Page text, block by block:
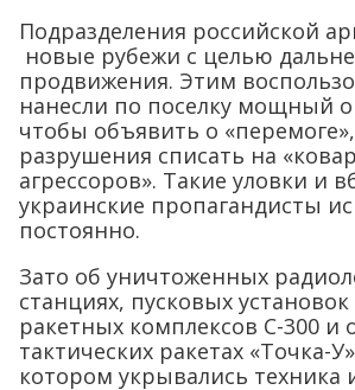
Подразделения российской
новые рубежи с целью
продвижения. Этим
нанесли по поселку мощный
чтобы объявить о
разрушения списать на
агрессоров». Такие уловки и
украинские пропагандисты
постоянно.
Зато об уничтоженных
станциях, пусковых
ракетных комплексов С-300 и
тактических ракетах «Точка-
котором укрывались техника